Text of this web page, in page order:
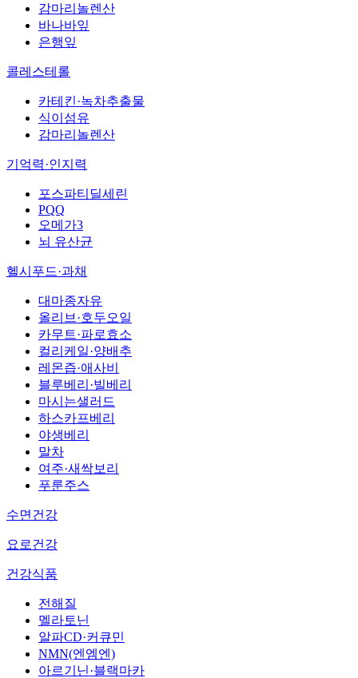
감마리놀렌산
바나바잎
은행잎
콜레스테롤
카테킨·녹차추출물
식이섬유
감마리놀렌산
기억력·인지력
포스파티딜세린
PQQ
오메가3
뇌 유산균
헬시푸드·과채
대마종자유
올리브·호두오일
카무트·파로효소
컬리케일·양배추
레몬즙·애사비
블루베리·빌베리
마시는샐러드
하스카프베리
야생베리
말차
여주·새싹보리
푸룬주스
수면건강
요로건강
건강식품
전해질
멜라토닌
알파CD·커큐민
NMN(엔엠엔)
아르기닌·블랙마카